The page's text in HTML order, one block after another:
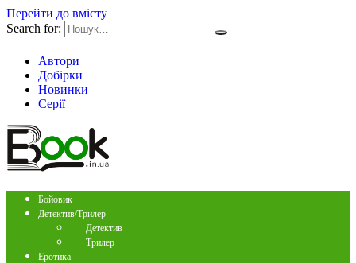
Перейти до вмісту
Search for:
Автори
Добірки
Новинки
Серії
Бойовик
Детектив/Трилер
Детектив
Трилер
Еротика